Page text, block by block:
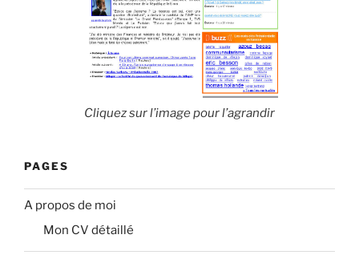
Cliquez sur l’image pour l’agrandir
PAGES
A propos de moi
Mon CV détaillé